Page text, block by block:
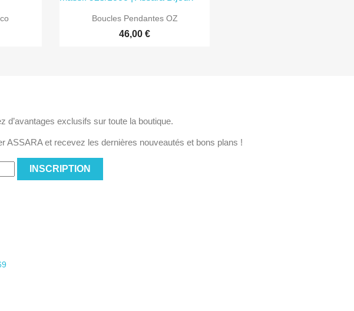
 Aperçu rapide
Boucles Pendantes OZ
46,00 €
d’avantages exclusifs sur toute la boutique.
ASSARA et recevez les dernières nouveautés et bons plans !
INSCRIPTION